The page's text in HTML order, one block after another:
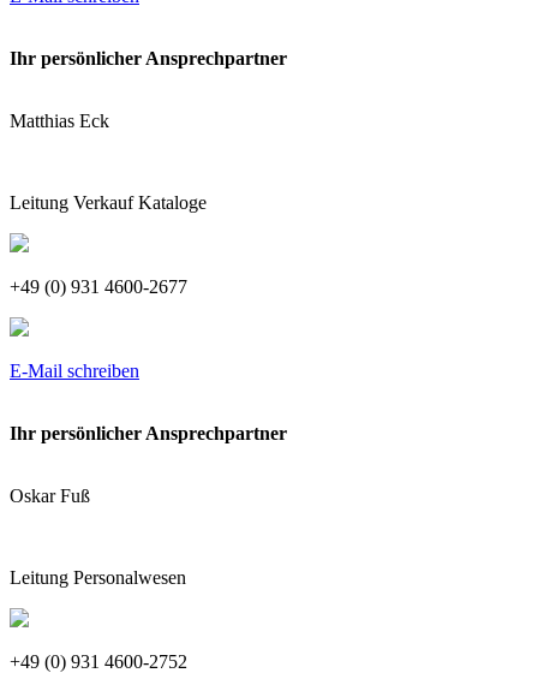
Ihr persönlicher Ansprechpartner
Matthias Eck
Leitung Verkauf Kataloge
+49 (0) 931 4600-2677
E-Mail schreiben
Ihr persönlicher Ansprechpartner
Oskar Fuß
Leitung Personalwesen
+49 (0) 931 4600-2752